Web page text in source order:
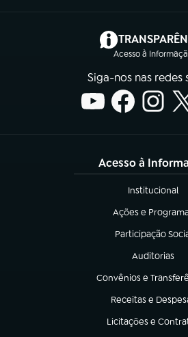
Acesso à
(abre
Siga-nos nas redes
Acesso à
Institucional
(abre em nova
Ações e
(abre em nova
Participação
(abre em nova
Auditorias
(abre em
Convênios e
(abre em nova aba)
Receitas e
(abre em nova
Licitações e
(abre em nova aba)